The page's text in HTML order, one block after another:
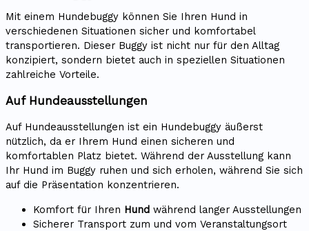
Mit einem Hundebuggy können Sie Ihren Hund in
verschiedenen Situationen sicher und komfortabel
transportieren. Dieser Buggy ist nicht nur für den Alltag
konzipiert, sondern bietet auch in speziellen Situationen
zahlreiche Vorteile.
Auf Hundeausstellungen
Auf Hundeausstellungen ist ein Hundebuggy äußerst
nützlich, da er Ihrem Hund einen sicheren und
komfortablen Platz bietet. Während der Ausstellung kann
Ihr Hund im Buggy ruhen und sich erholen, während Sie sich
auf die Präsentation konzentrieren.
Komfort für Ihren Hund während langer Ausstellungen
Sicherer Transport zum und vom Veranstaltungsort